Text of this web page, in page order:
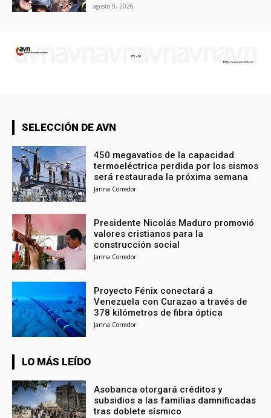
agosto 9, 2026
SELECCIÓN DE AVN
450 megavatios de la capacidad
termoeléctrica perdida por los sismos
será restaurada la próxima semana
Janna Corredor
Presidente Nicolás Maduro promovió
valores cristianos para la
construcción social
Janna Corredor
Proyecto Fénix conectará a
Venezuela con Curazao a través de
378 kilómetros de fibra óptica
Janna Corredor
LO MÁS LEÍDO
Asobanca otorgará créditos y
subsidios a las familias damnificadas
tras doblete sísmico